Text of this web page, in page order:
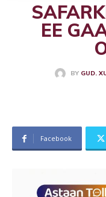
EE
BY GUD.
Facebook